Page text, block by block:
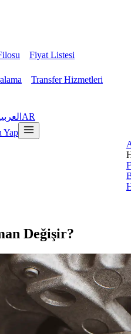
Fiyat Listesi
Transfer Hizmetleri
AR
Yap
Değişir?